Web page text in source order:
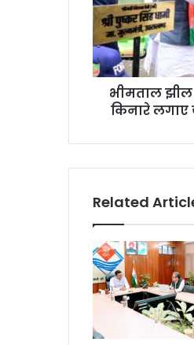
भीमताल
किनारे लगाए
Related